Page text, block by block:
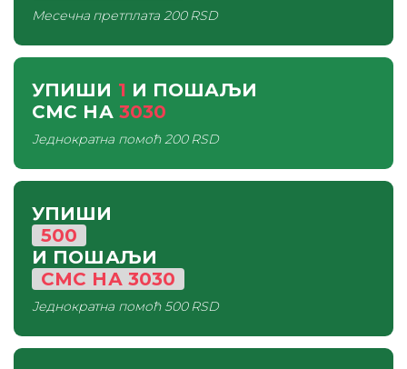
Месечна претплата200 RSD
УПИШИ 1 И ПОШАЉИ
СМС НА 3030
Једнократна помоћ200 RSD
УПИШИ
500
И ПОШАЉИ
СМС НА3030
Једнократна помоћ500 RSD